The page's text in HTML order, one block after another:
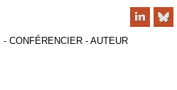
CONFÉRENCIER - AUTEUR